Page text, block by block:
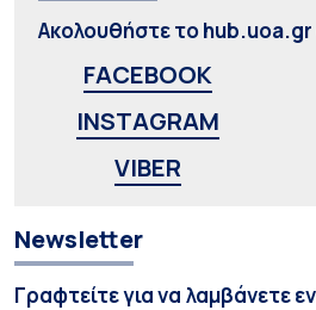
Ακολουθήστε το
FACEBOOK
INSTAGRAM
VIBER
Newsletter
Γραφτείτε για να λαμβάνετε